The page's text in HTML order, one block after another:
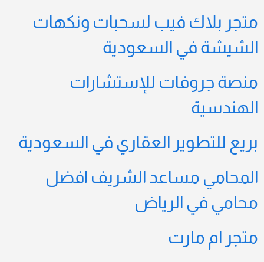
متجر بلاك فيب لسحبات ونكهات
الشيشة في السعودية
منصة جروفات للإستشارات
الهندسية
بريع للتطوير العقاري في السعودية
المحامي مساعد الشريف افضل
محامي في الرياض
متجر ام مارت